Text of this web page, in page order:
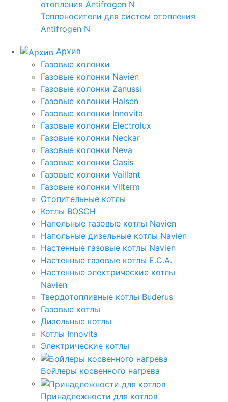
Теплоносители для систем отопления
Antifrogen N
Архив
Газовые колонки
Газовые колонки Navien
Газовые колонки Zanussi
Газовые колонки Halsen
Газовые колонки Innovita
Газовые колонки Electrolux
Газовые колонки Neckar
Газовые колонки Neva
Газовые колонки Oasis
Газовые колонки Vaillant
Газовые колонки Vilterm
Отопительные котлы
Котлы BOSCH
Напольные газовые котлы Navien
Напольные дизельные котлы Navien
Настенные газовые котлы Navien
Настенные газовые котлы E.C.A.
Настенные электрические котлы
Navien
Твердотопливные котлы Buderus
Газовые котлы
Дизельные котлы
Котлы Innovita
Электрические котлы
Бойлеры косвенного нагрева
Принадлежности для котлов